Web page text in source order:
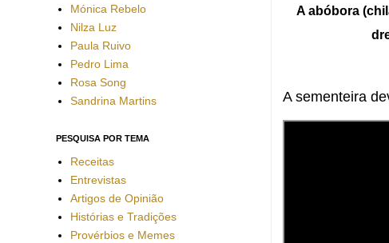
A abóbora
A sementeira
Mónica Rebelo
Nilza Luz
Paula Ruivo
Pedro Lima
Rosa Song
Sandrina Martins
PESQUISA POR TEMA
Receitas
Entrevistas
Artigos de Opinião
Histórias e Tradições
Provérbios e Memes